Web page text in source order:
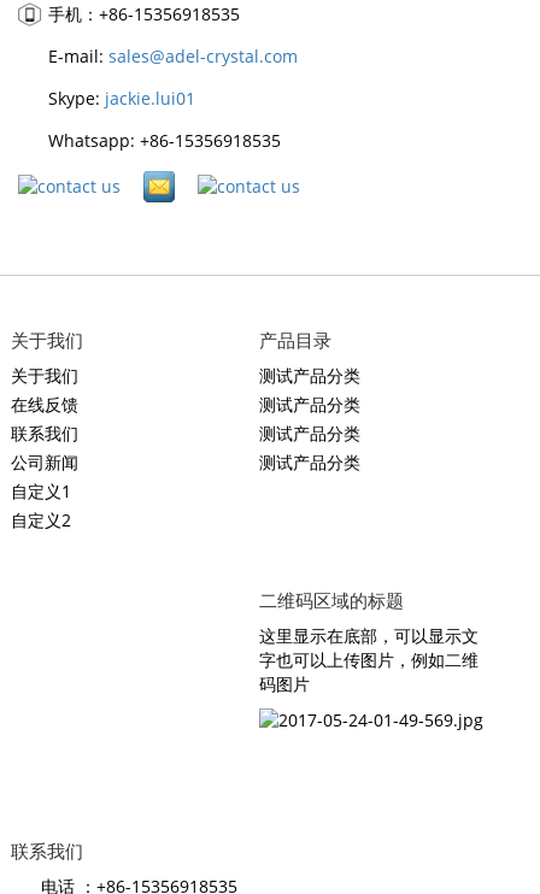
手机：+86-15356918535
E-mail: sales@adel-crystal.com
Skype: jackie.lui01
Whatsapp: +86-15356918535
关于我们
关于我们
在线反馈
联系我们
公司新闻
自定义1
自定义2
产品目录
测试产品分类
测试产品分类
测试产品分类
测试产品分类
二维码区域的标题
这里显示在底部，可以显示文
字也可以上传图片，例如二维
码图片
联系我们
电话 ：+86-15356918535